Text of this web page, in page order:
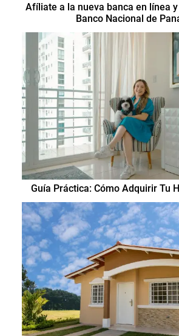
Afíliate a la nueva banca en línea
Banco Nacional de
Guía Práctica: Cómo Adquirir Tu